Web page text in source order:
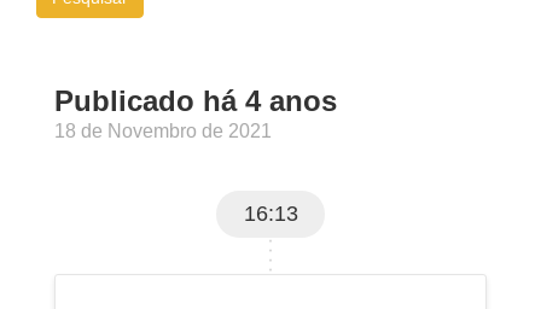
Publicado há 4 anos
18 de Novembro de 2021
16:13